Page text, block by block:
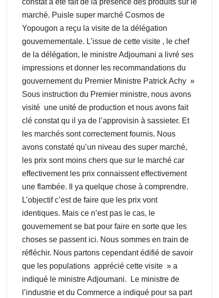
constat a été fait de la présence des produits sur le
marché. Puisle super marché Cosmos de
Yopougon a reçu la visite de la délégation
gouvernementale. L’issue de cette visite , le chef
de la délégation, le ministre Adjoumani a livré ses
impressions et donner les recommandations du
gouvernement du Premier Ministre Patrick Achy »
Sous instruction du Premier ministre, nous avons
visité une unité de production et nous avons fait
clé constat qu il ya de l’approvisin à sassieter. Et
les marchés sont correctement fournis. Nous
avons constaté qu’un niveau des super marché,
les prix sont moins chers que sur le marché car
effectivement les prix connaissent effectivement
une flambée. Il ya quelque chose à comprendre.
L’objectif c’est de faire que les prix vont
identiques. Mais ce n’est pas le cas, le
gouvernement se bat pour faire en sorte que les
choses se passent ici. Nous sommes en train de
réfléchir. Nous partons cependant édifié de savoir
que les populations apprécié cette visite » a
indiqué le ministre Adjoumani. Le ministre de
l’industrie et du Commerce a indiqué pour sa part